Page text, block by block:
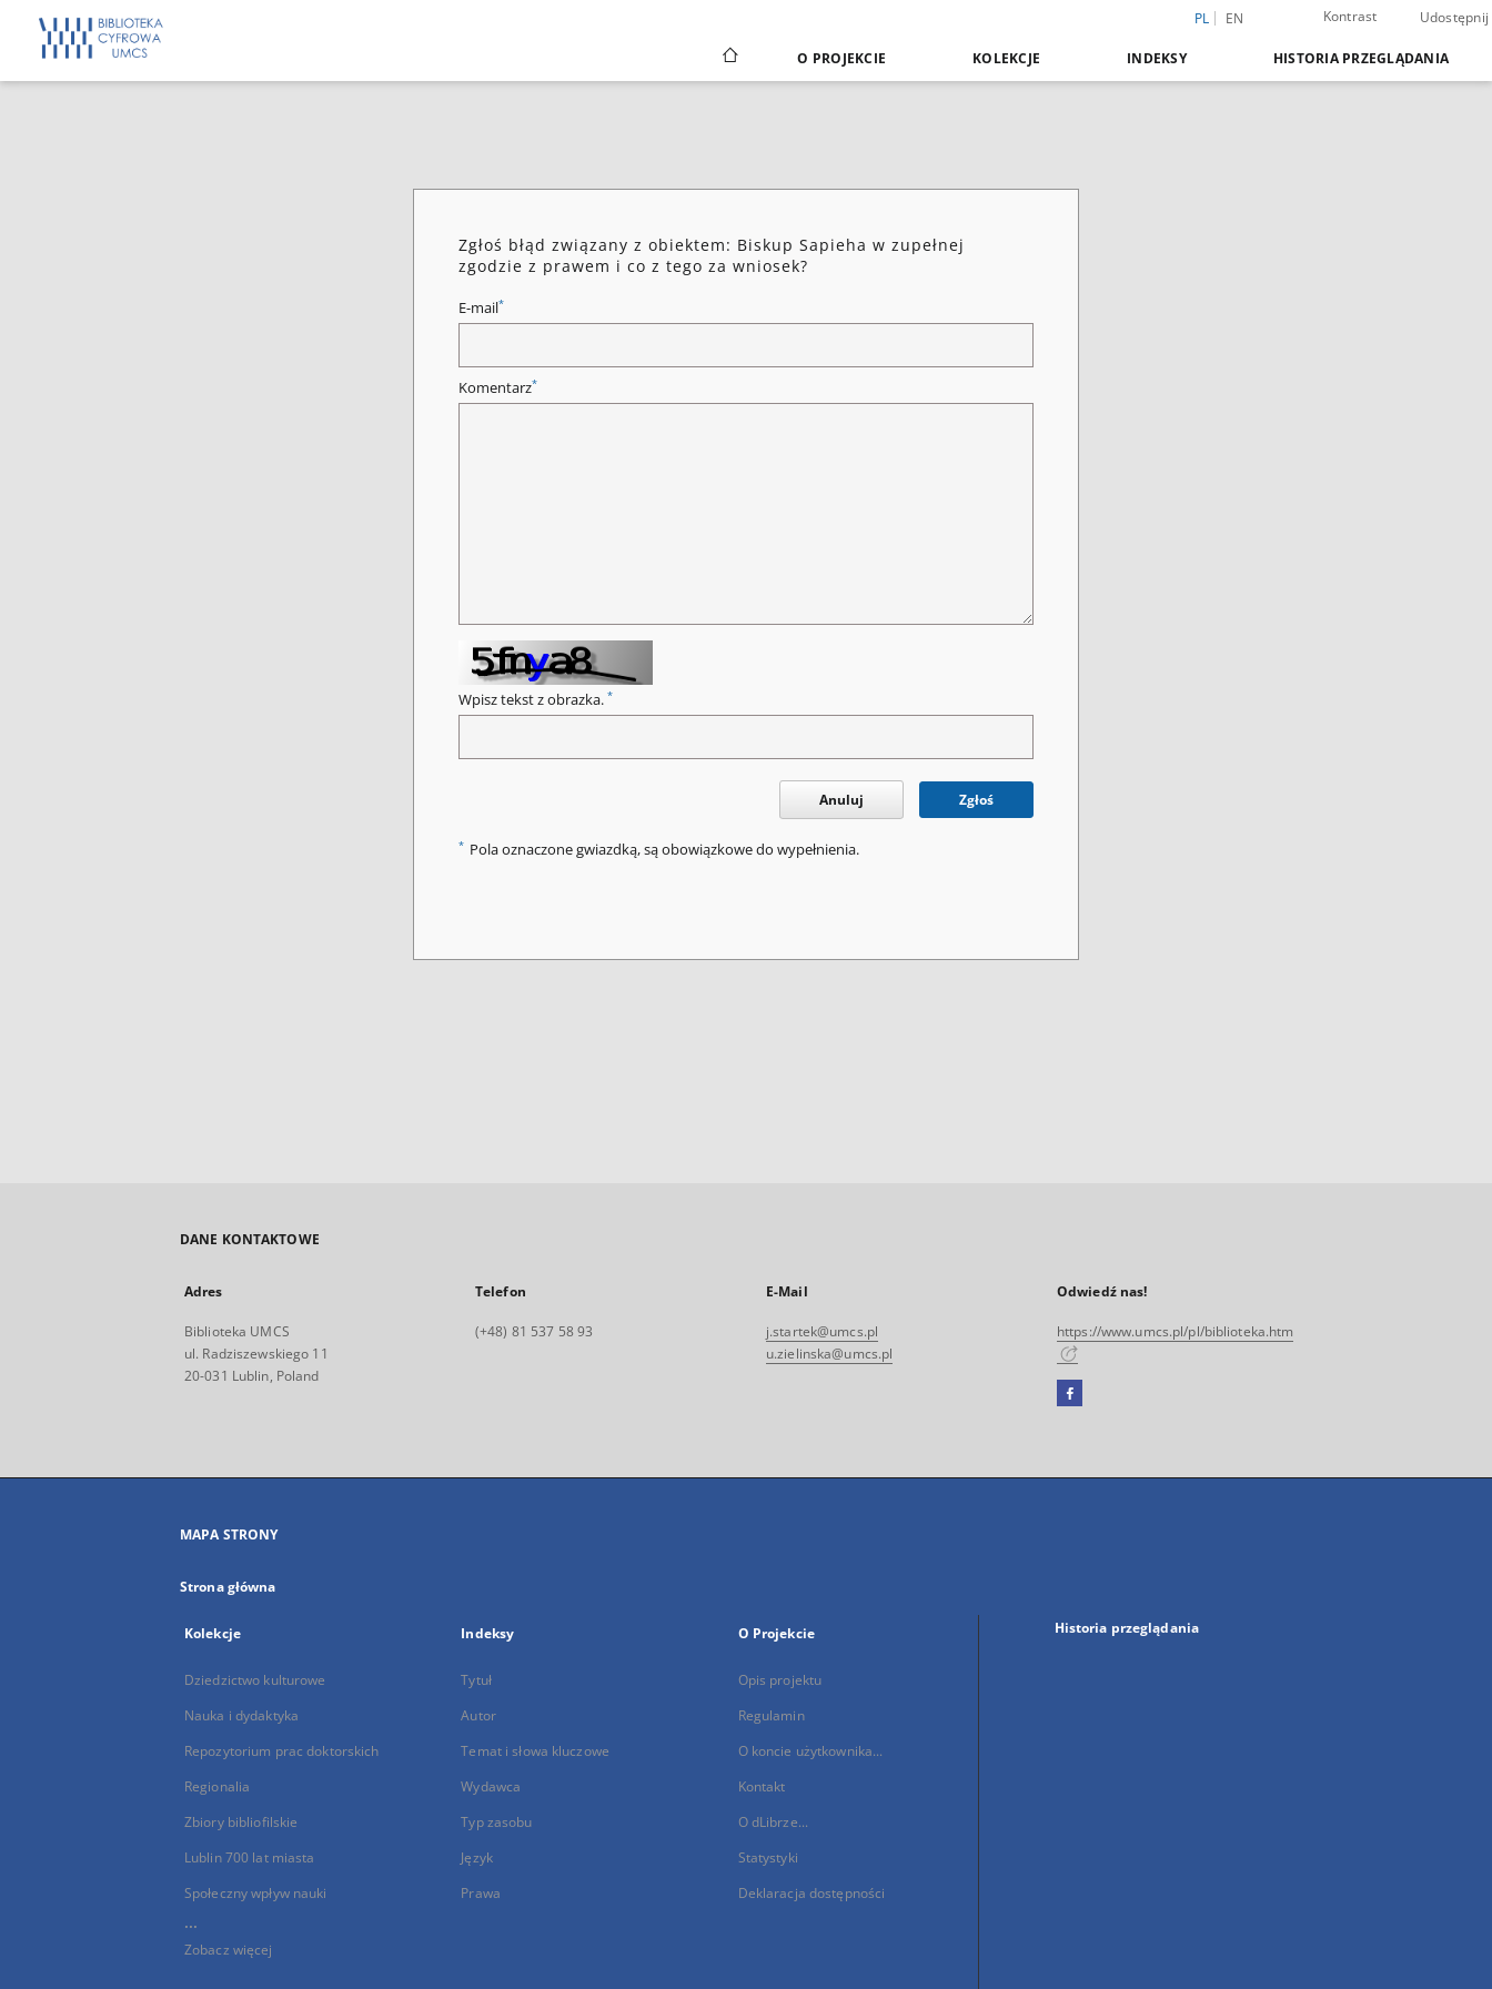
PL EN Kontrast Udostępnij
O PROJEKCIE KOLEKCJE INDEKSY HISTORIA PRZEGLĄDANIA
Zgłoś błąd związany z obiektem: Biskup Sapieha w zupełnej
zgodzie z prawem i co z tego za wniosek?
E-mail*
Komentarz*
Wpisz tekst z obrazka. *
Anuluj Zgłoś
* Pola oznaczone gwiazdką, są obowiązkowe do wypełnienia.
DANE KONTAKTOWE
Adres
Biblioteka UMCS
ul. Radziszewskiego 11
20-031 Lublin, Poland
Telefon
(+48) 81 537 58 93
E-Mail
j.startek@umcs.pl
u.zielinska@umcs.pl
Odwiedź nas!
https://www.umcs.pl/pl/biblioteka.htm
Facebook
się
MAPA STRONY
Strona główna
Kolekcje
Dziedzictwo kulturowe
Nauka i dydaktyka
Repozytorium prac doktorskich
Regionalia
Zbiory bibliofilskie
Lublin 700 lat miasta
Społeczny wpływ nauki
...
Zobacz więcej
Indeksy
Tytuł
Autor
Temat i słowa kluczowe
Wydawca
Typ zasobu
Język
Prawa
O Projekcie
Opis projektu
Regulamin
O koncie użytkownika...
Kontakt
O dLibrze...
Statystyki
Deklaracja dostępności
Historia przeglądania